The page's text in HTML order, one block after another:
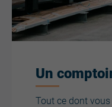
Un
Tout ce dont